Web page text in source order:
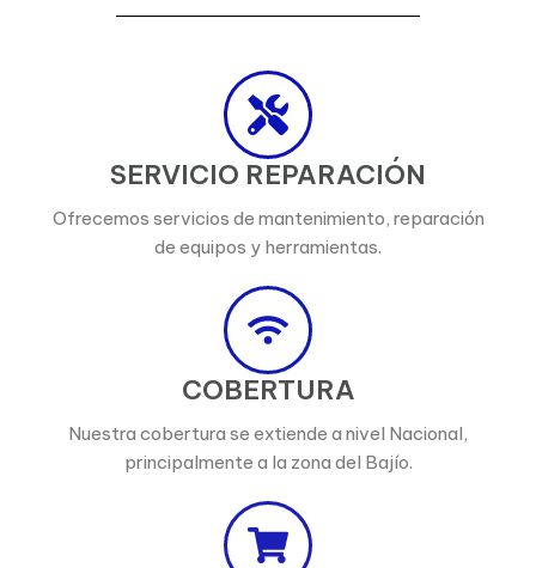
SERVICIO REPARACIÓN
Ofrecemos servicios de mantenimiento, reparación
de equipos y herramientas.
COBERTURA
Nuestra cobertura se extiende a nivel Nacional,
principalmente a la zona del Bajío.